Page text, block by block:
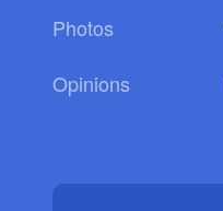
Photos
Opinions